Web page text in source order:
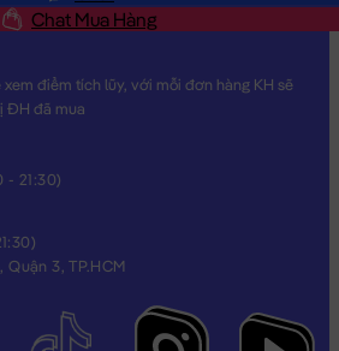
baby ngồi, hình ảnh này là hình THẬT
Chat Mua Hàng
điểm tích lũy, với mỗi đơn hàng KH sẽ
ĐH đã mua
- 21:30)
Quận 3, TP.HCM